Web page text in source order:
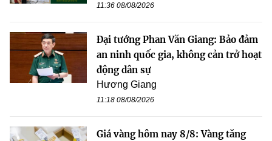
11:36 08/08/2026
Đại tướng Phan Văn Giang: Bảo đảm
an ninh quốc gia, không cản trở hoạt
động dân sự
Hương Giang
11:18 08/08/2026
Giá vàng hôm nay 8/8: Vàng tăng